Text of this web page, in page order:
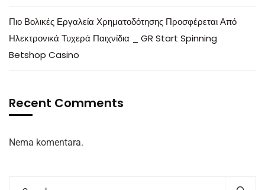
Πιο Βολικές Εργαλεία Χρηματοδότησης Προσφέρεται Από
Ηλεκτρονικά Τυχερά Παιχνίδια _ GR Start Spinning
Betshop Casino
Recent Comments
Nema komentara.